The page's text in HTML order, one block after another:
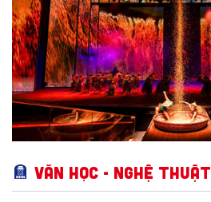
sắc Việt Nam đến với thế giới.
Văn học - Nghệ thuật